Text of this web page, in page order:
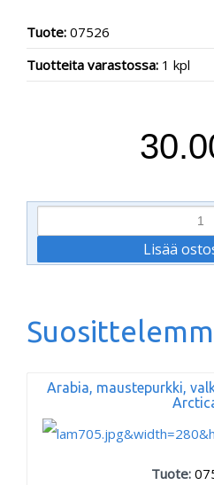
Tuote: 07526
Tuotteita varastossa: 1 kpl
Arabia, maustepurkki,
Tuote: